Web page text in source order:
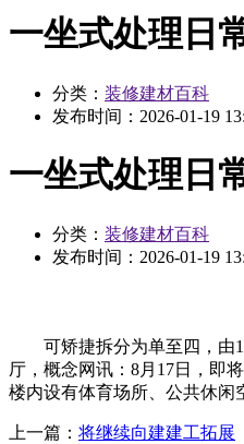
一坐式处理日
分类： 装修建材百科
发布时间： 2026-01-19
一坐式处理日
分类： 装修建材百科
发布时间： 2026-01-19
可矫捷拆分为单至四，由12
厅，概念网讯：8月17日，即
楼内设有体育场所、公共休闲
上一篇： 将继续向建建工拓展